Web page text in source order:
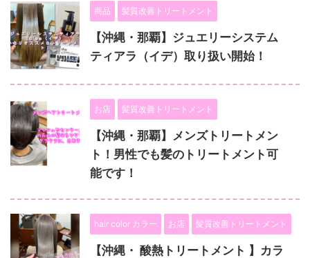
商品 髪質改善トリートメント
【沖縄・那覇】ジュエリーシステム
ティアラ（イデ）取り扱い開始！
お店 髪質改善トリートメント
【沖縄・那覇】メンズトリートメン
ト！男性でも髪のトリートメント可
能です！
hair color カラー お店 髪質改善トリートメント
【沖縄・ 酸熱トリートメント 】カラ